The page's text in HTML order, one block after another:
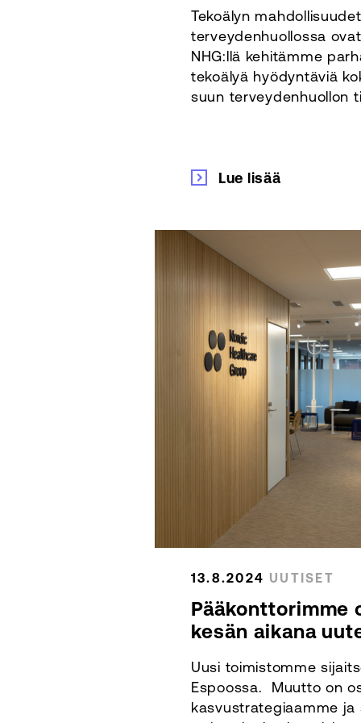
Tekoälyn
terveydenhuollossa
NHG:llä kehitämme
tekoälyä hyödyntäviä
suun terveydenhuollon
Lue lisää
13.8.2024 UUTISET
Pääkonttorimme
kesän aikana
Uusi toimistomme
Espoossa. Muutto on
kasvustrategiaamme